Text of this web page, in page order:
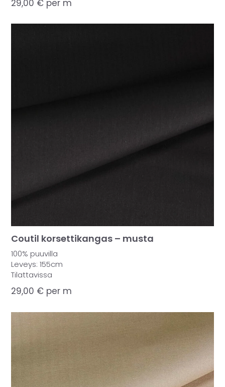
29,00 € per m
Coutil korsettikangas – musta
100% puuvilla
Leveys: 155cm
Tilattavissa
29,00 € per m